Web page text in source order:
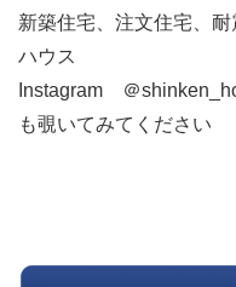
新築住宅、注文住宅、
ハウス
Instagram ＠
も覗いてみてください